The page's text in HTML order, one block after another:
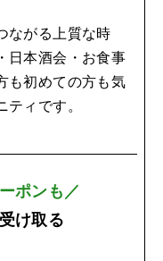
ながる上質な時
日本酒会・お食事
も初めての方も気
ィです。
ポンも／
け取る